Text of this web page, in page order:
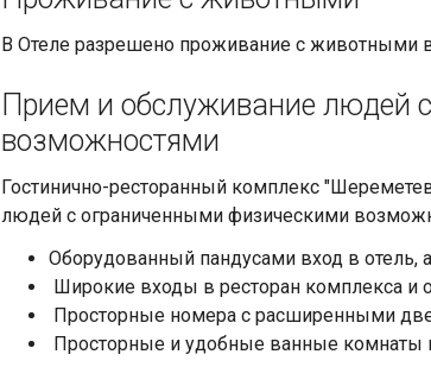
В Отеле разрешено проживание с животными
Прием и обслуживание людей
возможностями
Гостинично-ресторанный комплекс
людей с ограниченными физическими
Оборудованный пандусами вход в отель,
Широкие входы в ресторан комплекса
Просторные номера с расширенными
Просторные и удобные ванные комнаты